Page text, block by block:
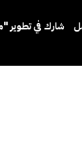
شارك في تطوير